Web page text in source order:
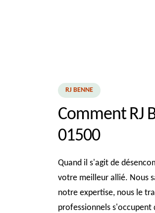
RJ BENNE
Comment RJ
01500
Quand il s'agit de
votre meilleur allié. Nous
notre expertise, nous le
professionnels